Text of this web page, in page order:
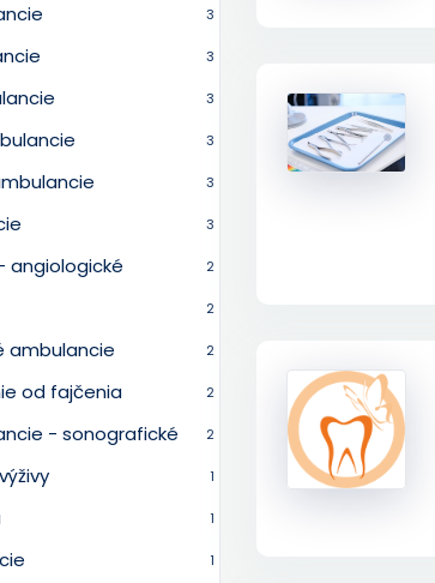
3
3
3
3
3
3
angiologické 2
2
ambulancie 2
od fajčenia 2
- sonografické 2
1
1
1